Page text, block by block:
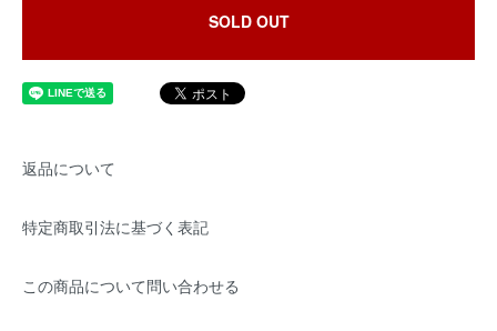
SOLD OUT
返品について
特定商取引法に基づく表記
この商品について問い合わせる